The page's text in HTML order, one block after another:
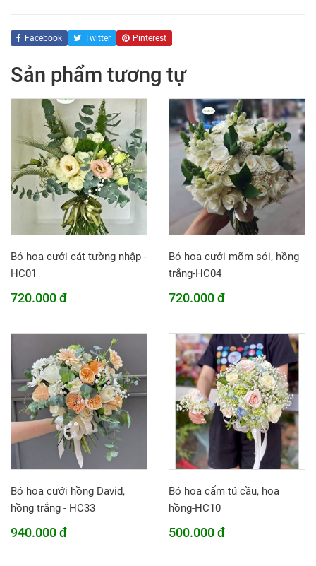
Facebook Twitter Pinterest
Sản phẩm tương tự
Bó hoa cưới cát tường nhập -
HC01
720.000 đ
Bó hoa cưới mõm sói, hồng
trắng-HC04
720.000 đ
Bó hoa cưới hồng David,
hồng trắng - HC33
940.000 đ
Bó hoa cẩm tú cầu, hoa
hồng-HC10
500.000 đ